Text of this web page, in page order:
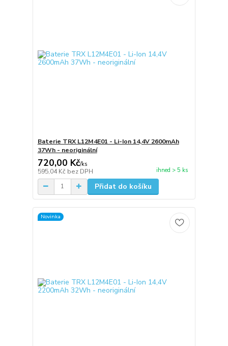
Baterie TRX L12M4E01 - Li-Ion 14,4V 2600mAh
37Wh - neoriginální
720,00 Kč/ks
595,04 Kč bez DPH ihned > 5 ks
Přidat do košíku
Novinka